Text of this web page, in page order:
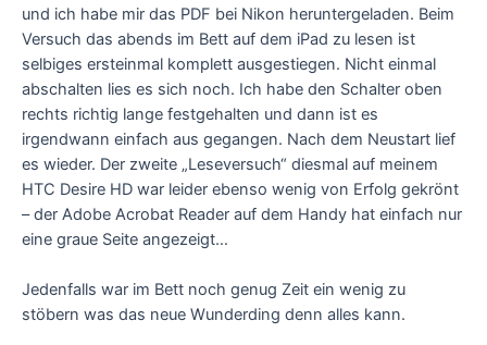
und ich habe mir das PDF bei Nikon heruntergeladen. Beim
Versuch das abends im Bett auf dem iPad zu lesen ist
selbiges ersteinmal komplett ausgestiegen. Nicht einmal
abschalten lies es sich noch. Ich habe den Schalter oben
rechts richtig lange festgehalten und dann ist es
irgendwann einfach aus gegangen. Nach dem Neustart lief
es wieder. Der zweite „Leseversuch“ diesmal auf meinem
HTC Desire HD war leider ebenso wenig von Erfolg gekrönt
– der Adobe Acrobat Reader auf dem Handy hat einfach nur
eine graue Seite angezeigt…
Jedenfalls war im Bett noch genug Zeit ein wenig zu
stöbern was das neue Wunderding denn alles kann.